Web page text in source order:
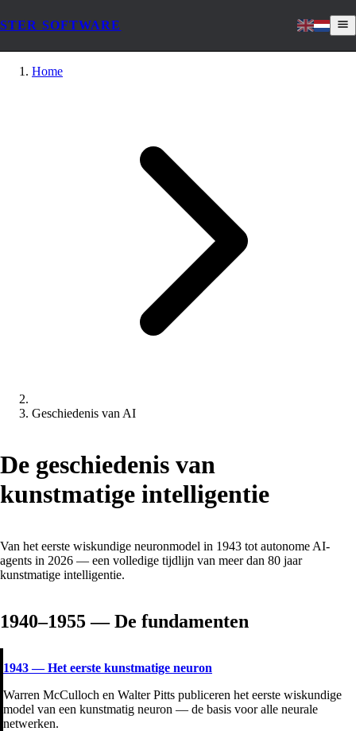
STER SOFTWARE
Home
Geschiedenis van AI
De geschiedenis van
kunstmatige intelligentie
Van het eerste wiskundige neuronmodel in 1943 tot autonome AI-
agents in 2026 — een volledige tijdlijn van meer dan 80 jaar
kunstmatige intelligentie.
1940–1955 — De fundamenten
1943—Het eerste kunstmatige neuron
Warren McCulloch en Walter Pitts publiceren het eerste wiskundige
model van een kunstmatig neuron — de basis voor alle neurale
netwerken.